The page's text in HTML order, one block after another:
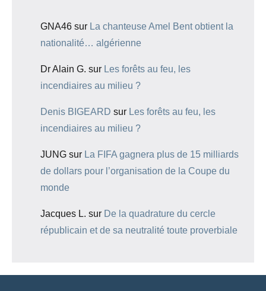
GNA46 sur La chanteuse Amel Bent obtient la
nationalité… algérienne
Dr Alain G. sur Les forêts au feu, les
incendiaires au milieu ?
Denis BIGEARD sur Les forêts au feu, les
incendiaires au milieu ?
JUNG sur La FIFA gagnera plus de 15 milliards
de dollars pour l’organisation de la Coupe du
monde
Jacques L. sur De la quadrature du cercle
républicain et de sa neutralité toute proverbiale